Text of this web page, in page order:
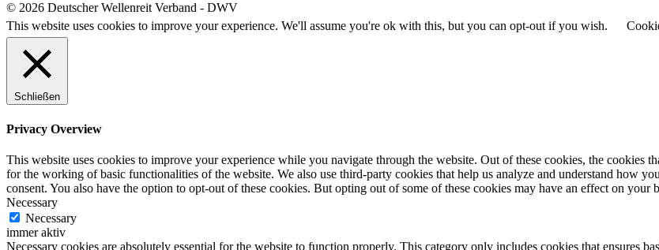
© 2026 Deutscher Wellenreit Verband - DWV
This website uses cookies to improve your experience. We'll assume you're ok with this, but you can opt-out if you wish.
Schließen
Privacy Overview
This website uses cookies to improve your experience while you navigate through the website. Out of these cookies, the cookies
for the working of basic functionalities of the website. We also use third-party cookies that help us analyze and understand how
consent. You also have the option to opt-out of these cookies. But opting out of some of these cookies may have an effect on your
Necessary
Necessary
immer aktiv
Necessary cookies are absolutely essential for the website to function properly. This category only includes cookies that ensures